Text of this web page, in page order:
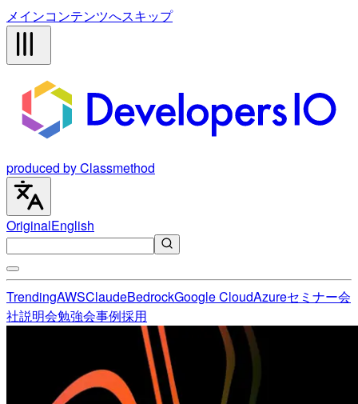
メインコンテンツへスキップ
produced by Classmethod
OriginalEnglish
TrendingAWSClaudeBedrockGoogle CloudAzureセミナー会
社説明会勉強会事例採用